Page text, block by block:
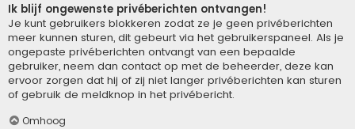
Ik blijf ongewenste privéberichten ontvangen!
Je kunt gebruikers blokkeren zodat ze je geen privéberichten
meer kunnen sturen, dit gebeurt via het gebruikerspaneel. Als je
ongepaste privéberichten ontvangt van een bepaalde
gebruiker, neem dan contact op met de beheerder, deze kan
ervoor zorgen dat hij of zij niet langer privéberichten kan sturen
of gebruik de meldknop in het privébericht.
Omhoog